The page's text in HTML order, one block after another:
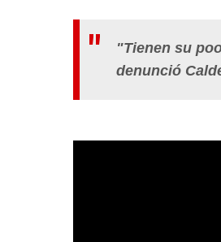
"Tienen su
denunció